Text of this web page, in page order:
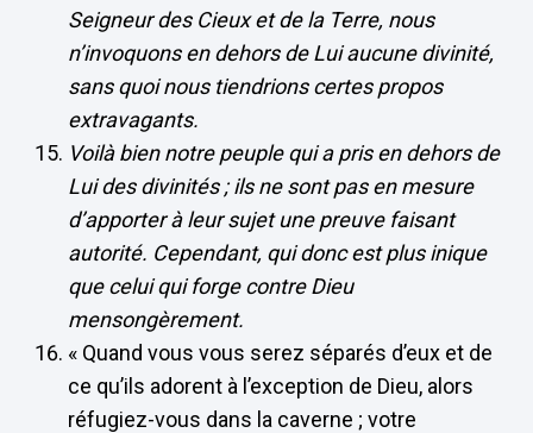
Seigneur des Cieux et de la Terre, nous
n’invoquons en dehors de Lui aucune divinité,
sans quoi nous tiendrions certes propos
extravagants.
Voilà bien notre peuple qui a pris en dehors de
Lui des divinités ; ils ne sont pas en mesure
d’apporter à leur sujet une preuve faisant
autorité. Cependant, qui donc est plus inique
que celui qui forge contre Dieu
mensongèrement.
« Quand vous vous serez séparés d’eux et de
ce qu’ils adorent à l’exception de Dieu, alors
réfugiez-vous dans la caverne ; votre